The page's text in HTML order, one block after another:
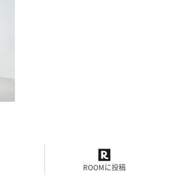
JB0680_103712
ROOMに投稿